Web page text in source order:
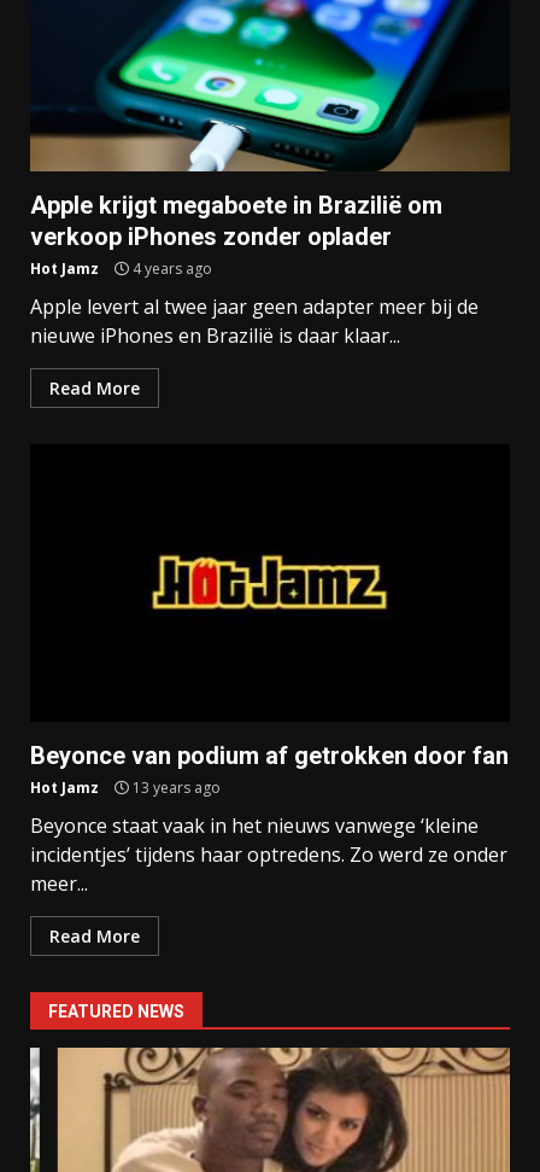
Apple krijgt megaboete in Brazilië om
verkoop iPhones zonder oplader
Hot Jamz 4 years ago
Apple levert al twee jaar geen adapter meer bij de
nieuwe iPhones en Brazilië is daar klaar...
Read More
Beyonce van podium af getrokken door fan
Hot Jamz 13 years ago
Beyonce staat vaak in het nieuws vanwege ‘kleine
incidentjes’ tijdens haar optredens. Zo werd ze onder
meer...
Read More
FEATURED NEWS